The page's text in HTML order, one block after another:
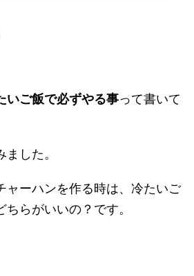
いご飯で必ずやる事って書いて
した。
ャーハンを作る時は、冷たいご
らがいいの？です。